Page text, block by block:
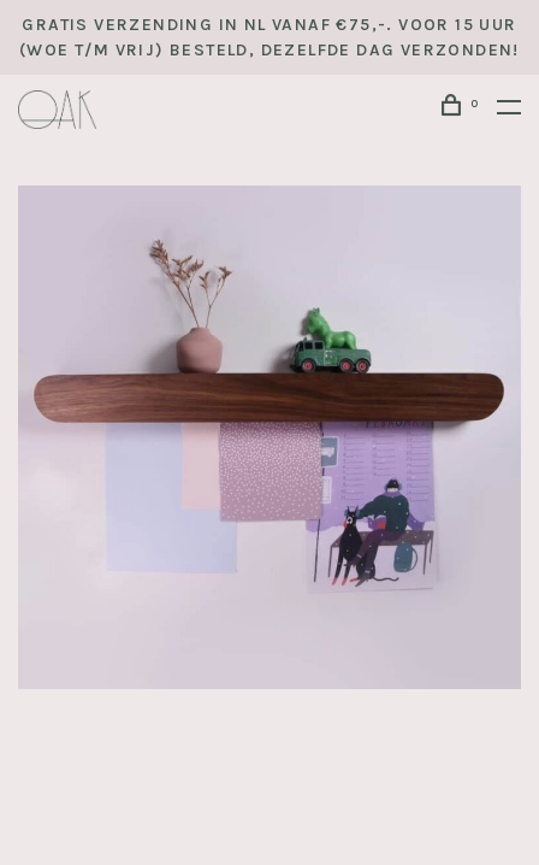
GRATIS VERZENDING IN NL VANAF €75,-. VOOR 15 UUR
(WOE T/M VRIJ) BESTELD, DEZELFDE DAG VERZONDEN!
0